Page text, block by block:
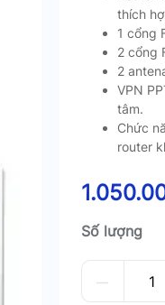
thích
1 cổng
2 cổng
2
VPN
tâm.
Chức
router
Số lượng